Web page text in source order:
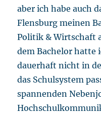
aber ich habe auch
Flensburg meinen
Politik & Wirtschaft
dem Bachelor hatte
dauerhaft nicht in
das Schulsystem
spannenden